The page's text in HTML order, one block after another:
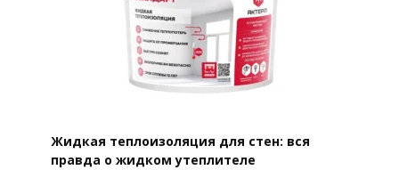
Жидкая теплоизоляция для стен: вся
правда о жидком утеплителе